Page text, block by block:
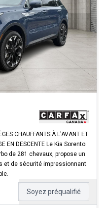
CHAUFFANTS À L'AVANT ET
EN DESCENTE Le Kia Sorento
de 281 chevaux, propose un
et de sécurité impressionnant
Soyez préqualifié